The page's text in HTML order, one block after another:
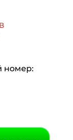
номер: